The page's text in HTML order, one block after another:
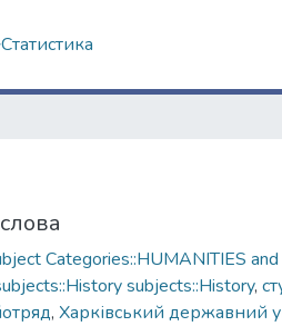
Статистика
Categories::HUMANITIES
subjects::History,
, Харківський державний